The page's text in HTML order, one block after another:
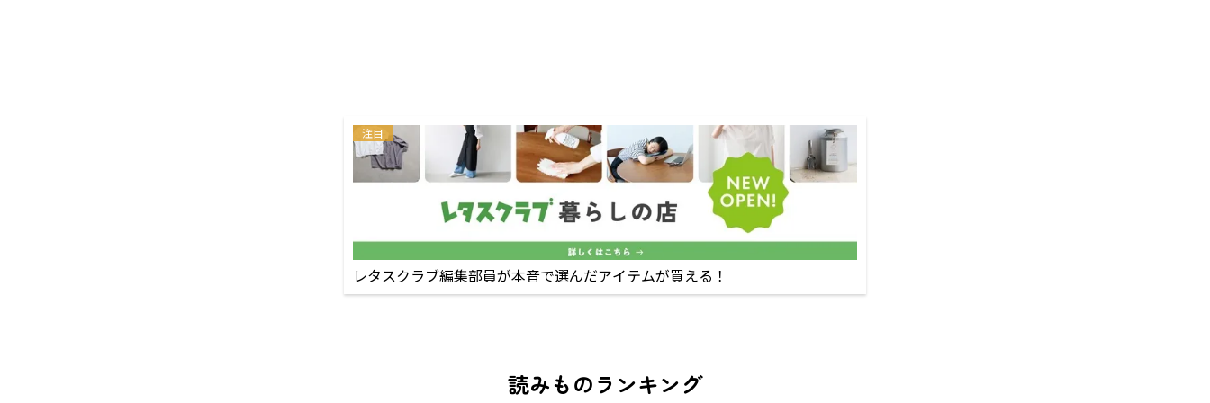
注目
レタスクラブ編集部員が本音で選んだアイテムが買える！
読みものランキング